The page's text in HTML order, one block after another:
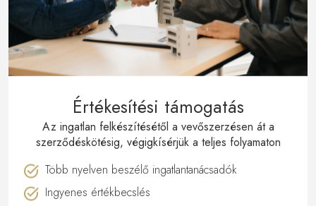
Értékesítési támogatás
Az ingatlan felkészítésétől a vevőszerzésen át a
szerződéskötésig, végigkísérjük a teljes folyamaton
Több nyelven beszélő ingatlantanácsadók
Ingyenes értékbecslés